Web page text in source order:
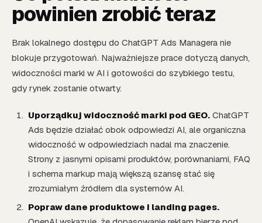
powinien zrobić teraz
Brak lokalnego dostępu do ChatGPT Ads Managera nie
blokuje przygotowań. Najważniejsze prace dotyczą danych,
widoczności marki w AI i gotowości do szybkiego testu,
gdy rynek zostanie otwarty.
Uporządkuj widoczność marki pod GEO. ChatGPT
Ads będzie działać obok odpowiedzi AI, ale organiczna
widoczność w odpowiedziach nadal ma znaczenie.
Strony z jasnymi opisami produktów, porównaniami, FAQ
i schema markup mają większą szansę stać się
zrozumiałym źródłem dla systemów AI.
Popraw dane produktowe i landing pages.